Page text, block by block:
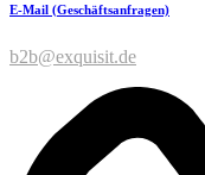
E-Mail (Geschäftsanfragen)
b2b@exquisit.de